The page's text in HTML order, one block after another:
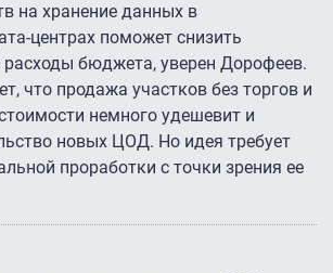
на хранение данных в
центрах поможет снизить
расходы бюджета, уверен Дорофеев.
что продажа участков без торгов и
немного удешевит и
новых ЦОД. Но идея требует
проработки с точки зрения ее